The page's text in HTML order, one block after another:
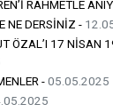
RAHMETLE
NE DERSİNİZ -
ÖZAL’I 17 NİSAN
-05.05.2025